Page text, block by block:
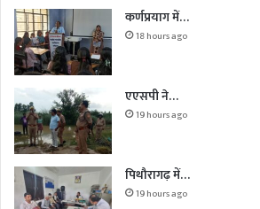
कर्णप्रयाग में…
18 hours ago
एएसपी ने…
19 hours ago
पिथौरागढ़ में…
19 hours ago